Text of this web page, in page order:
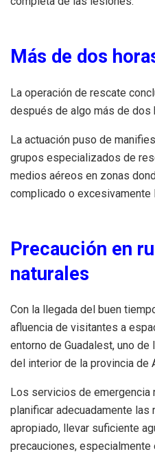
Más de dos
La operación de rescate
después de algo más de dos
La actuación puso de
grupos especializados de
medios aéreos en zonas
complicado o excesivamente
Precaución en
naturales
Con la llegada del buen
afluencia de visitantes a
entorno de Guadalest, uno
del interior de la provincia de
Los servicios de emergencia
planificar adecuadamente las
apropiado, llevar suficiente
precauciones, especialmente